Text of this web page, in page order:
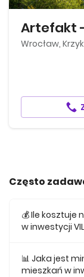
Wrocław,
Często
💰 Ile kosztuje
w inwestycji
460 288 zł.
📊 Jaka jest
mieszkań w